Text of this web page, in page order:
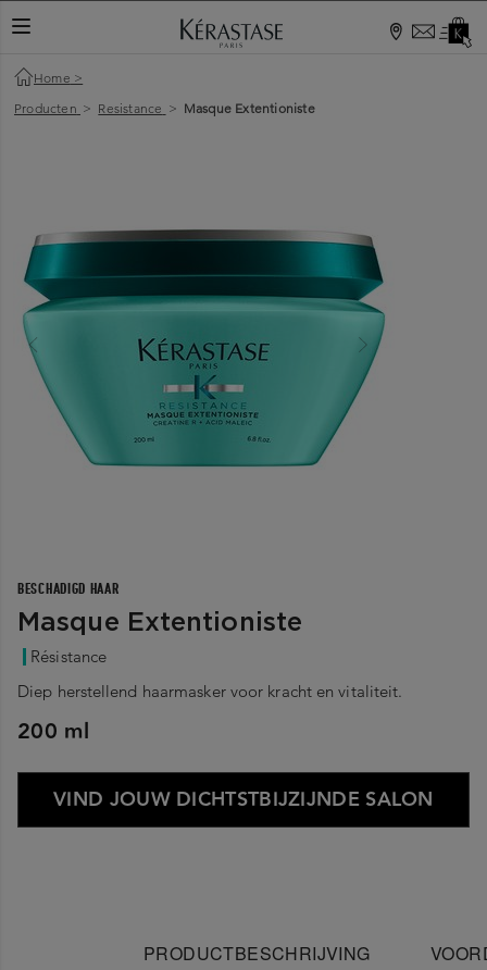
Home >
Producten > Resistance > Masque Extentioniste
BESCHADIGD HAAR
Masque Extentioniste
Résistance
Diep herstellend haarmasker voor kracht en vitaliteit.
200 ml
VIND JOUW DICHTSTBIJZIJNDE SALON
PRODUCTBESCHRIJVING